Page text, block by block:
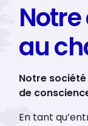
au
Notre
de
​En tant